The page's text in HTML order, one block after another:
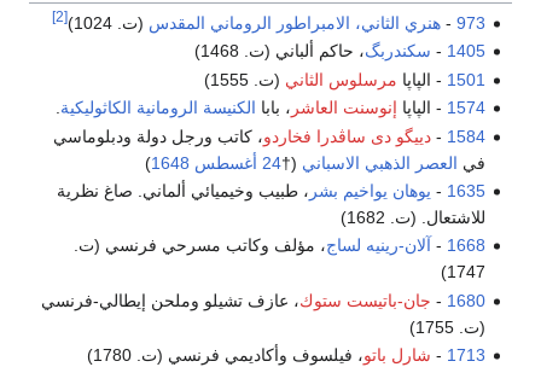
973
-هنري الثاني، الامبراطور الروماني المقدس (ت. 1024) [2]
1405
- سكندربگ، حاكم ألباني (ت. 1468)
1501 - الپاپا مرسلوس الثاني (ت. 1555)
1574 - الپاپا إنوسنت العاشر ، بابا الكنيسة الرومانية الكاثوليكية.
1584
-دييگو دى ساڤدرا فخاردو، كاتب ورجل دولة ودبلوماسي
في العصر الذهبي الاسباني (†24 أغسطس 1648
)
1635
- يوهان يواخيم بشر ، طبيب وخيميائي ألماني. صاغ نظرية
للاشتعال. (ت. 1682)
1668
- آلان-رينيه لساج، مؤلف وكاتب مسرحي فرنسي (ت.
1747)
1680
- جان-باتيست ستوك، عازف تشيلو وملحن إيطالي-فرنسي
(ت. 1755)
1713
- شارل باتو، فيلسوف وأكاديمي فرنسي (ت. 1780)